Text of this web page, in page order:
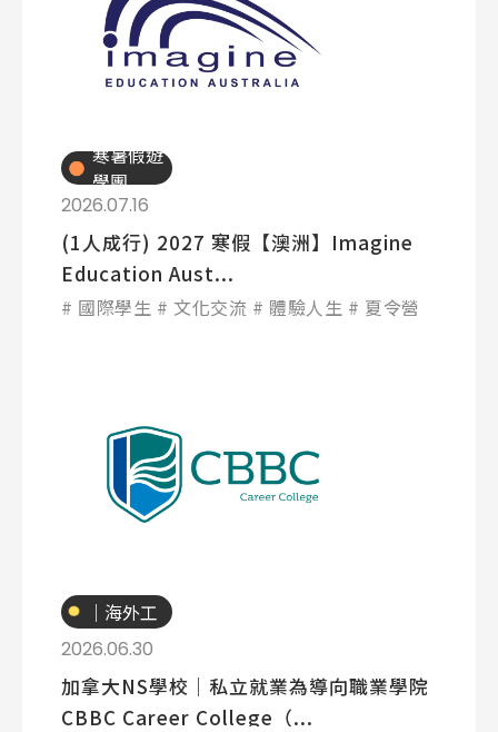
熱門搜尋：
加拿大RO
Pathway
寒暑假遊
學團
2026.07.16
(1人成行) 2027 寒假【澳洲】Imagine
Education Aust...
國際學生 文化交流 體驗人生 夏令營
｜海外工
讀
2026.06.30
加拿大NS學校│私立就業為導向職業學院
CBBC Career College（...